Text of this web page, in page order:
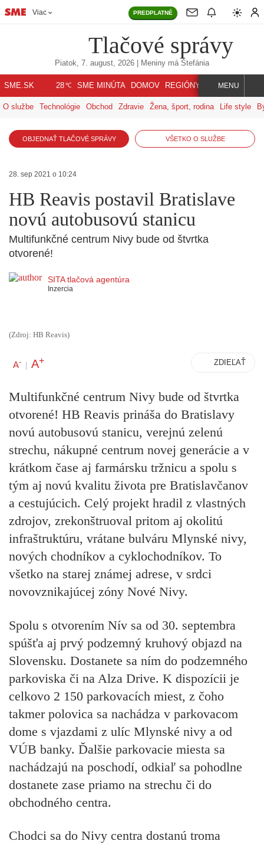
Viac PREDPLATNÉ
Tlačové správy
Piatok, 7. august, 2026 | Meniny má Štefánia
SME.SK 28℃ SME MINÚTA DOMOV REGIÓNY INDEX SVET
MENU
O službe Technológie Obchod Zdravie Žena, šport, rodina Life style
OBJEDNAŤ TLAČOVÉ SPRÁVY VŠETKO O SLUŽBE
28. sep 2021 o 10:24
HB Reavis postavil Bratislave
novú autobusovú stanicu
Multifunkčné centrum Nivy bude od štvrtka
otvorené!
SITA tlačová agentúra
Inzercia
(Zdroj: HB Reavis)
A- | A+ ZDIEĽAŤ
Multifunkčné centrum Nivy bude od štvrtka
otvorené! HB Reavis prináša do Bratislavy
novú autobusovú stanicu, verejnú zelenú
strechu, nákupné centrum novej generácie a v
krátkom čase aj farmársku tržnicu a spolu s
tým aj novú kvalitu života pre Bratislavčanov
a cestujúcich. Celý projekt hradil z vlastných
zdrojov, zrekonštruoval pritom aj okolitú
infraštruktúru, vrátane bulváru Mlynské nivy,
nových chodníkov a cyklochodníkov. To
všetko na starej známej adrese, v srdci
novovznikajúcej zóny Nové Nivy.
Spolu s otvorením Nív sa od 30. septembra
spúšťa aj prvý podzemný kruhový objazd na
Slovensku. Dostanete sa ním do podzemného
parkoviska či na Alza Drive. K dispozícii je
celkovo 2 150 parkovacích miest, z čoho
takmer polovica sa nachádza v parkovacom
dome s vjazdami z ulíc Mlynské nivy a od
VÚB banky. Ďalšie parkovacie miesta sa
nachádzajú na poschodí, odkiaľ sa pohodlne
dostanete zase priamo na strechu či do
obchodného centra.
Chodci sa do Nivy centra dostanú troma